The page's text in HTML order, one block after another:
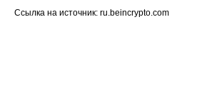
Ссылка на источник: ru.beincrypto.com